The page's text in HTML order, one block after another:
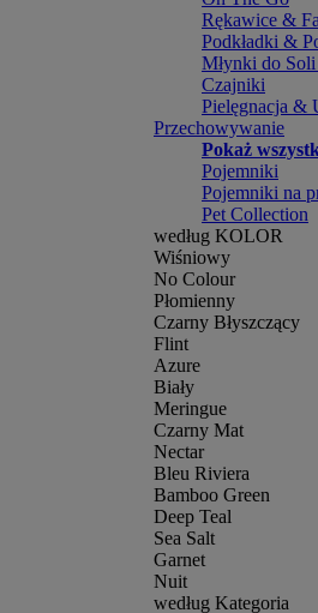
Rękawice &
Podkładki &
Młynki do
Czajniki
Pielęgnacja &
Przechowywanie
Pokaż
Pojemniki
Pojemniki na
Pet Collection
według KOLOR
Wiśniowy
No Colour
Płomienny
Czarny Błyszczący
Flint
Azure
Biały
Meringue
Czarny Mat
Nectar
Bleu Riviera
Bamboo Green
Deep Teal
Sea Salt
Garnet
Nuit
według Kategoria